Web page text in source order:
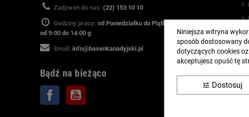
Zadzwoń do nas: (22) 153 10 10
Godziny pracy: od Poniedziałku do Piątku w godzinach
od 9:00 do 14:00 g
Email: info@basenkanadyjski.pl
Bądź na bieżąco
Facebook
Niniejsza witryna
sposób dostosowany
dotyczących cookies
akceptujesz opuść tę
tune Dostosuj